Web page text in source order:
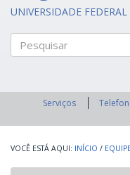
UNIVERSIDADE
Serviços
INÍCIO /